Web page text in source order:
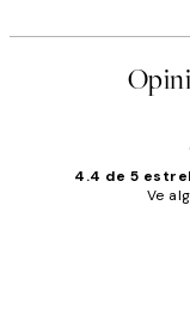
4.4 de 5
Ve